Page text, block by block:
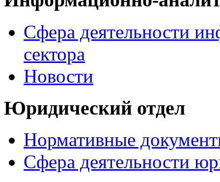
Сфера деятельности
сектора
Новости
Юридический отдел
Нормативные
Сфера деятельности